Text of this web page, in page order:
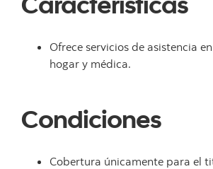
Ofrece servicios de asistencia
hogar y médica.
Condiciones
Cobertura únicamente para el